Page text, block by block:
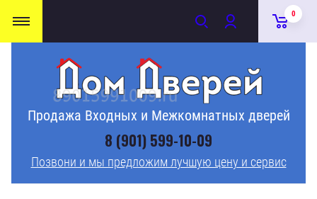
0
Продажа Входных и Межкомнатных дверей
8 (901) 599-10-09
Позвони и мы предложим лучшую цену и сервис